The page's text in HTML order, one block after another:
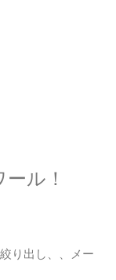
ル！
り出し、、メー